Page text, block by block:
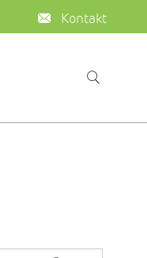
Kontakt